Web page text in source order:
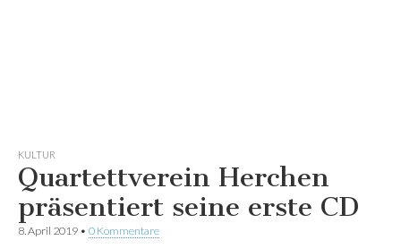
KULTUR
Quartettverein Herchen
präsentiert seine erste CD
8. April 2019 • 0 Kommentare